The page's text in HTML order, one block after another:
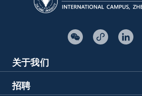
关于我们
招聘